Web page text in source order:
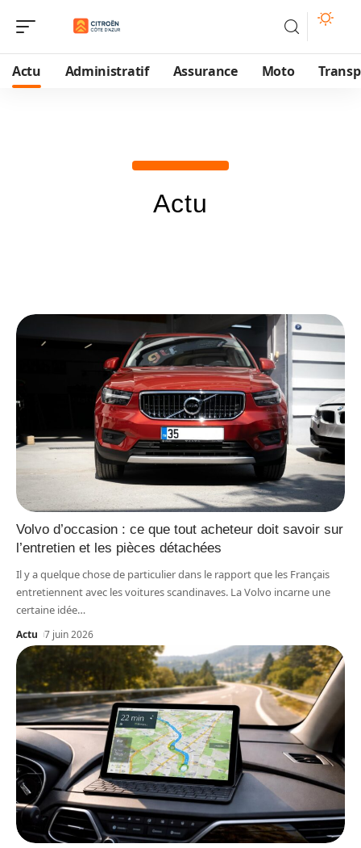
Actu Administratif Assurance Moto
Actu
Volvo d’occasion : ce que tout acheteur doit savoir sur
l’entretien et les pièces détachées
Il y a quelque chose de particulier dans le rapport que les Français
entretiennent avec les voitures scandinaves. La Volvo incarne une
certaine idée…
Actu 7 juin 2026